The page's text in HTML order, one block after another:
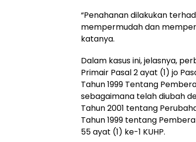
“Penahanan dilakukan
mempermudah dan
katanya.
Dalam kasus ini, jelasnya,
Primair Pasal 2 ayat (1) jo
Tahun 1999 Tentang
sebagaimana telah diubah
Tahun 2001 tentang
Tahun 1999 tentang
55 ayat (1) ke-1 KUHP.